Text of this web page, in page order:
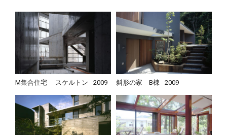
M集合住宅 スケルトン 2009 斜形の家 B棟 2009